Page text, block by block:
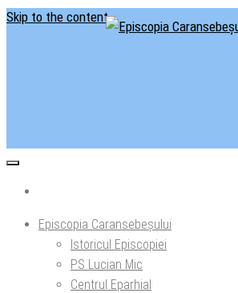
Skip to the content
Episcopia Caransebeșului
Istoricul Episcopiei
PS Lucian Mic
Centrul Eparhial